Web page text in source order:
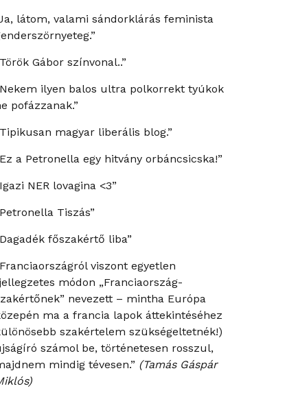
látom, valami sándorklárás feminista
Gábor színvonal..”
ilyen balos ultra polkorrekt tyúkok
pofázzanak.”
magyar liberális blog.”
a Petronella egy hitvány orbáncsicska!”
NER lovagina <3”
Tiszás”
főszakértő liba”
viszont egyetlen
módon „Franciaország-
nevezett – mintha Európa
ma a francia lapok áttekintéséhez
szakértelem szükségeltetnék!)
számol be, történetesen rosszul,
mindig tévesen.” (Tamás Gáspár